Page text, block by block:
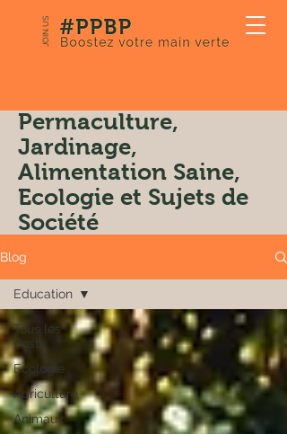
JOIN US
Permaculture,
Jardinage,
Alimentation Saine,
Ecologie et Sujets de
Société
Blog
Tous les
Posts
Ecologie
Agriculture
Animaux
Education